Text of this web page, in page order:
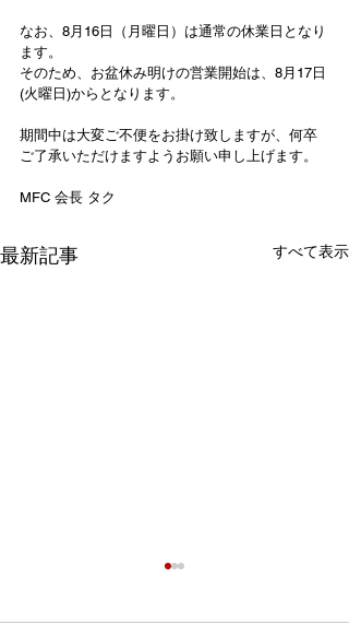
なお、8月16日（月曜日）は通常の休業日となり
ます。
そのため、お盆休み明けの営業開始は、8月17日
(火曜日)からとなります。
期間中は大変ご不便をお掛け致しますが、何卒
ご了承いただけますようお願い申し上げます。
MFC 会長 タク
最新記事 すべて表示